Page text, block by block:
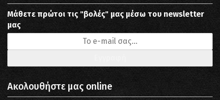
Μάθετε πρώτοι τις "βολές" μας μέσω του newsletter
μας
Ακολουθήστε μας online